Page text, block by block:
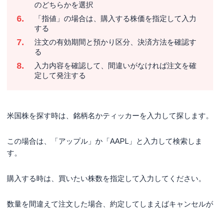
のどちらかを選択
「指値」の場合は、購入する株価を指定して入力
する
注文の有効期間と預かり区分、決済方法を確認す
る
入力内容を確認して、間違いがなければ注文を確
定して発注する
米国株を探す時は、銘柄名かティッカーを入力して探します。
この場合は、「アップル」か「AAPL」と入力して検索しま
す。
購入する時は、買いたい株数を指定して入力してください。
数量を間違えて注文した場合、約定してしまえばキャンセルが